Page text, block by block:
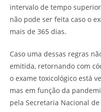
intervalo de tempo
não pode ser feita caso o
mais de 365 dias.
Caso uma dessas regras
emitida, retornando com
o exame toxicológico está
mas em função da
pela Secretaria Nacional